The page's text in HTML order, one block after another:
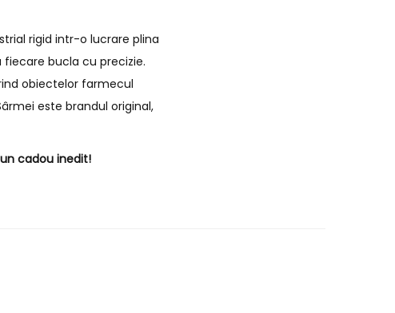
rigid intr-o lucrare plina
bucla cu precizie.
obiectelor farmecul
este brandul original,
cadou inedit!